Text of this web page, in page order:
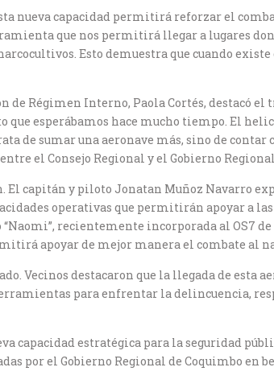
nueva capacidad permitirá reforzar el
que nos permitirá llegar a lugares
Esto demuestra que cuando
Régimen Interno, Paola Cortés, destacó el
que esperábamos hace mucho tiempo. El
de sumar una aeronave más, sino de contar
el Consejo Regional y el Gobierno
El capitán y piloto Jonatan Muñoz Navarro
operativas que permitirán apoyar a
recientemente incorporada al OS7
apoyar de mejor manera el combate al
Vecinos destacaron que la llegada de esta
para enfrentar la delincuencia,
capacidad estratégica para la seguridad
por el Gobierno Regional de Coquimbo en